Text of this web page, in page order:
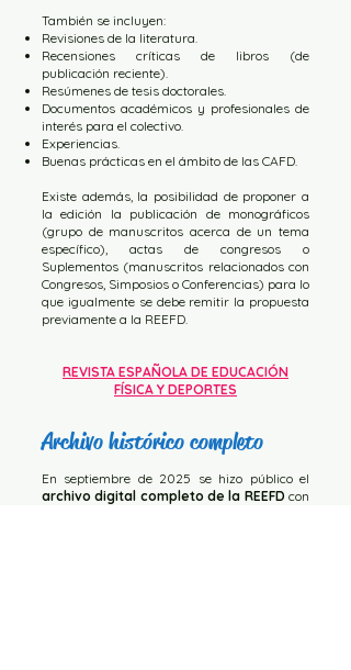
También se incluyen:
Revisiones de la literatura.
Recensiones críticas de libros (de
publicación reciente).
Resúmenes de tesis doctorales.
Documentos académicos y profesionales de
interés para el colectivo.
Experiencias.
Buenas prácticas en el ámbito de las CAFD.
Existe además, la posibilidad de proponer a
la edición la publicación de monográficos
(grupo de manuscritos acerca de un tema
específico), actas de congresos o
Suplementos (manuscritos relacionados con
Congresos, Simposios o Conferencias) para lo
que igualmente se debe remitir la propuesta
previamente a la REEFD.
REVISTA ESPAÑOLA DE EDUCACIÓN
FÍSICA Y DEPORTES
Archivo histórico completo
En septiembre de 2025 se hizo público el
archivo digital completo de la REEFDcon